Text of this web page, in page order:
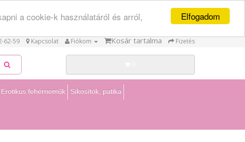
Elfogadom
a cookie-k használatáról és arról,
62-59 Kapcsolat Fiókom Kosár tartalma Fizetés
Erotikus fehérneműk Síkosítók, patika